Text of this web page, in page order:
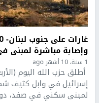
وإصابة مباشرة لمبنى
1 سنة، 10 أشهر ago
إسرائيل في وابل كثيف
لمبنى سكني في صفد،